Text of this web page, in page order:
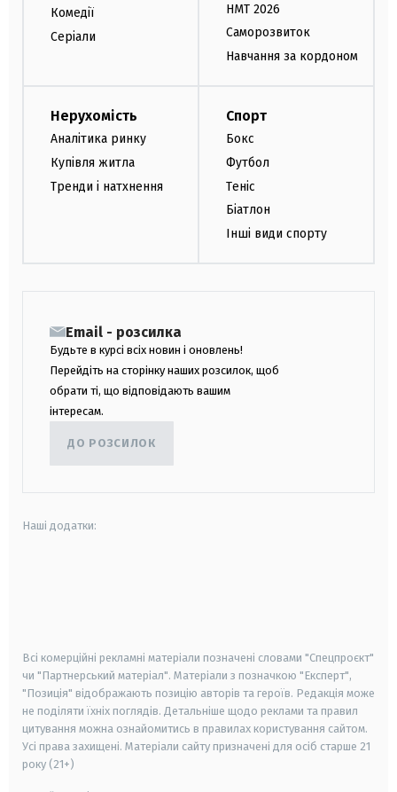
Комедії
Серіали
НМТ 2026
Саморозвиток
Навчання за кордоном
Нерухомість
Аналітика ринку
Купівля житла
Тренди і натхнення
Спорт
Бокс
Футбол
Теніс
Біатлон
Інші види спорту
Email - розсилка
Будьте в курсі всіх новин і оновлень!
Перейдіть на сторінку наших розсилок, щоб
обрати ті, що відповідають вашим
інтересам.
ДО РОЗСИЛОК
Наші додатки:
Всі комерційні рекламні матеріали позначені словами "Спецпроєкт"
чи "Партнерський матеріал". Матеріали з позначкою "Експерт",
"Позиція" відображають позицію авторів та героїв. Редакція може
не поділяти їхніх поглядів. Детальніше щодо реклами та правил
цитування можна ознайомитись в правилах користування сайтом.
Усі права захищені. Матеріали сайту призначені для осіб старше 21
року (21+)